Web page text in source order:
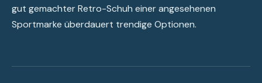
gut gemachter Retro-Schuh einer angesehenen
Sportmarke überdauert trendige Optionen.